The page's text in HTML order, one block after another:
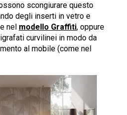
scongiurare questo
degli inserti in vetro e
nel modello Graffiti, oppure
curvilinei in modo da
al mobile (come nel